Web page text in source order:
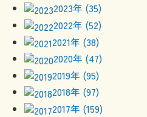
2023年 (35)
2022年 (52)
2021年 (38)
2020年 (47)
2019年 (95)
2018年 (97)
2017年 (159)